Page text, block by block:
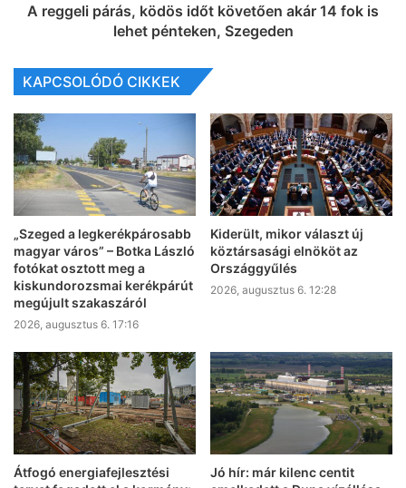
A reggeli párás, ködös időt követően akár 14 fok is
lehet pénteken, Szegeden
KAPCSOLÓDÓ CIKKEK
„Szeged a legkerékpárosabb
magyar város” – Botka László
fotókat osztott meg a
kiskundorozsmai kerékpárút
megújult szakaszáról
2026, augusztus 6. 17:16
Kiderült, mikor választ új
köztársasági elnököt az
Országgyűlés
2026, augusztus 6. 12:28
Átfogó energiafejlesztési
Jó hír: már kilenc centit